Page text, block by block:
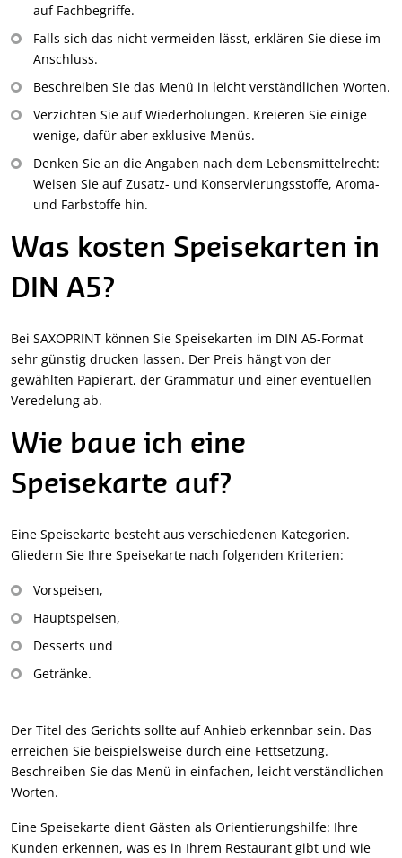
auf Fachbegriffe.
Falls sich das nicht vermeiden lässt, erklären Sie diese im
Anschluss.
Beschreiben Sie das Menü in leicht verständlichen Worten.
Verzichten Sie auf Wiederholungen. Kreieren Sie einige
wenige, dafür aber exklusive Menüs.
Denken Sie an die Angaben nach dem Lebensmittelrecht:
Weisen Sie auf Zusatz- und Konservierungsstoffe, Aroma-
und Farbstoffe hin.
Was kosten Speisekarten in
DIN A5?
Bei SAXOPRINT können Sie Speisekarten im DIN A5-Format
sehr günstig drucken lassen. Der Preis hängt von der
gewählten Papierart, der Grammatur und einer eventuellen
Veredelung ab.
Wie baue ich eine
Speisekarte auf?
Eine Speisekarte besteht aus verschiedenen Kategorien.
Gliedern Sie Ihre Speisekarte nach folgenden Kriterien:
Vorspeisen,
Hauptspeisen,
Desserts und
Getränke.
Der Titel des Gerichts sollte auf Anhieb erkennbar sein. Das
erreichen Sie beispielsweise durch eine Fettsetzung.
Beschreiben Sie das Menü in einfachen, leicht verständlichen
Worten.
Eine Speisekarte dient Gästen als Orientierungshilfe: Ihre
Kunden erkennen, was es in Ihrem Restaurant gibt und wie